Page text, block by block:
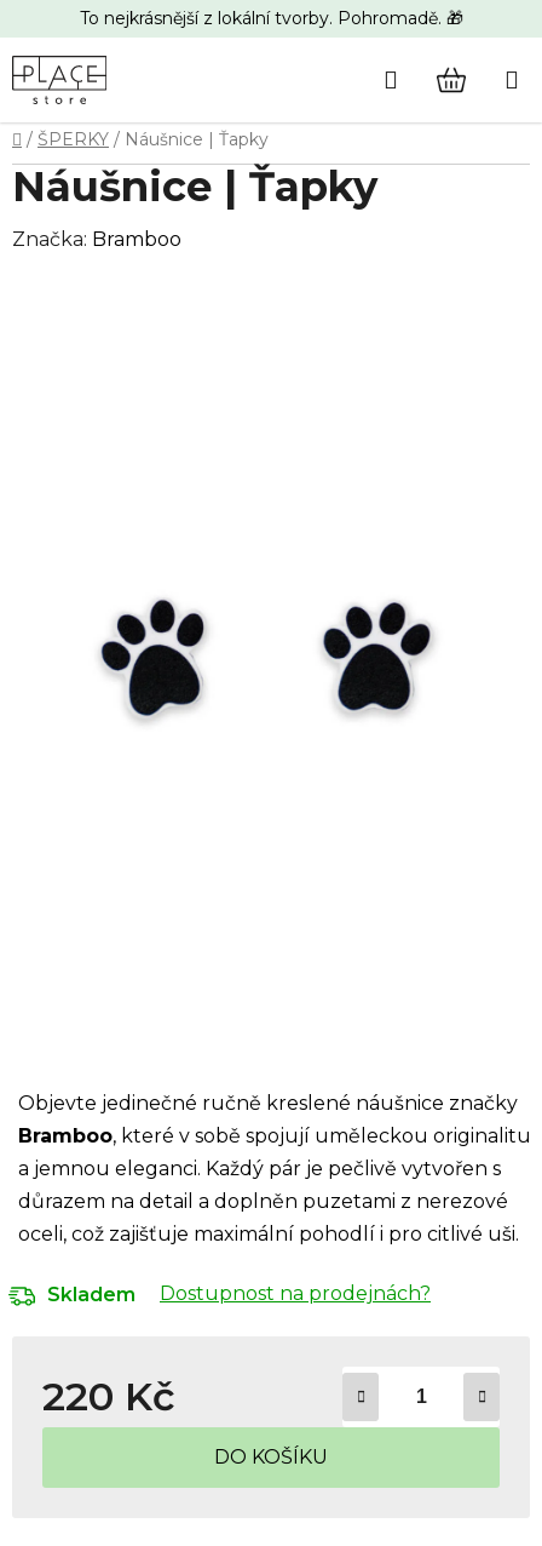
na
obsah
To nejkrásnější z lokální tvorby. Pohromadě. 🎁
Hledat
Domů
/ ŠPERKY / Náušnice | Ťapky
Objevte jedinečné ručně kreslené náušnice značky
Bramboo, které v sobě spojují uměleckou originalitu
a jemnou eleganci. Každý pár je pečlivě vytvořen s
důrazem na detail a doplněn puzetami z nerezové
oceli, což zajišťuje maximální pohodlí i pro citlivé uši.
Skladem Dostupnost na prodejnách?
220 Kč
Měrná cena:
DO KOŠÍKU
Náušnice | Ťapky
Značka: Bramboo